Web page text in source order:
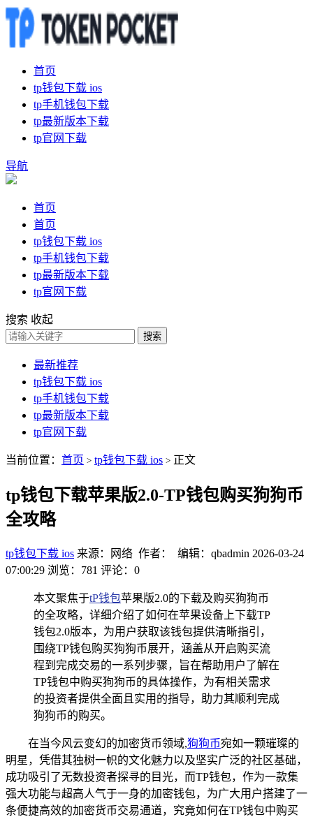
首页
tp钱包下载 ios
tp手机钱包下载
tp最新版本下载
tp官网下载
导航
首页
首页
tp钱包下载 ios
tp手机钱包下载
tp最新版本下载
tp官网下载
搜索 收起
搜索
最新推荐
tp钱包下载 ios
tp手机钱包下载
tp最新版本下载
tp官网下载
当前位置： 首页 > tp钱包下载 ios > 正文
tp钱包下载苹果版2.0-TP钱包购买狗狗币
全攻略
tp钱包下载 ios 来源：网络 作者： 编辑：qbadmin 2026-03-24
07:00:29 浏览：781 评论：0
本文聚焦于tP钱包苹果版2.0的下载及购买狗狗币
的全攻略，详细介绍了如何在苹果设备上下载TP
钱包2.0版本，为用户获取该钱包提供清晰指引，
围绕TP钱包购买狗狗币展开，涵盖从开启购买流
程到完成交易的一系列步骤，旨在帮助用户了解在
TP钱包中购买狗狗币的具体操作，为有相关需求
的投资者提供全面且实用的指导，助力其顺利完成
狗狗币的购买。
在当今风云变幻的加密货币领域,狗狗币宛如一颗璀璨的
明星，凭借其独树一帜的文化魅力以及坚实广泛的社区基础，
成功吸引了无数投资者探寻的目光，而TP钱包，作为一款集
强大功能与超高人气于一身的加密钱包，为广大用户搭建了一
条便捷高效的加密货币交易通道，究竟如何在TP钱包中购买